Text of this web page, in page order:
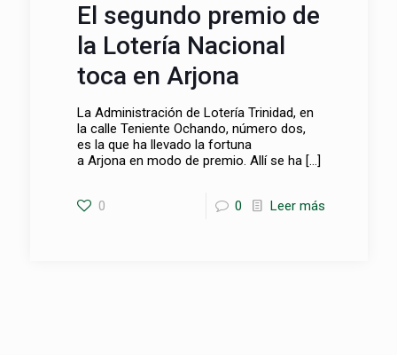
El segundo premio de
la Lotería Nacional
toca en Arjona
La Administración de Lotería Trinidad, en
la calle Teniente Ochando, número dos,
es la que ha llevado la fortuna
a Arjona en modo de premio. Allí se ha[…]
0 0 Leer más